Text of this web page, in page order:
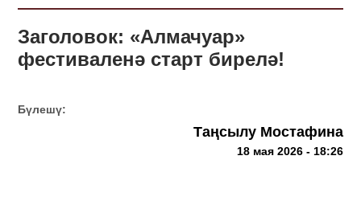
Заголовок: «Алмачуар»
фестиваленә старт бирелә!
Бүлешү:
Таңсылу Мостафина
18 мая 2026 - 18:26